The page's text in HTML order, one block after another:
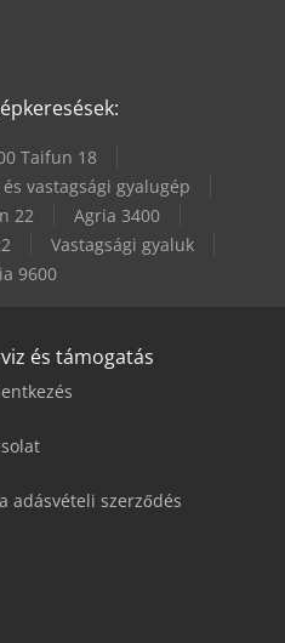
Taifun 18
vastagsági gyalugép
22
Agria 3400
Vastagsági gyaluk
9600
és támogatás
adásvételi szerződés